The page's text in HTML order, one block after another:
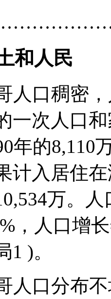
和人民
人口稠密
一次人口
年的8,110
计入居住
万。
，人口增
1 )。
人口分布